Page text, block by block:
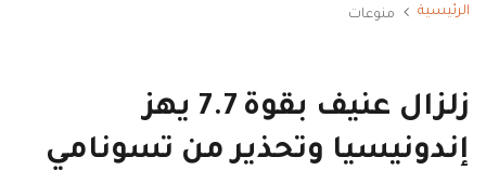
الرئيسية منوعات
زلزال عنيف بقوة 7.7 يهز
إندونيسيا وتحذير من تسونامي